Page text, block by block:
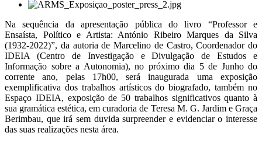
Na sequência da apresentação pública do livro “Professor e
Ensaísta, Político e Artista: António Ribeiro Marques da Silva
(1932-2022)”, da autoria de Marcelino de Castro, Coordenador do
IDEIA (Centro de Investigação e Divulgação de Estudos e
Informação sobre a Autonomia), no próximo dia 5 de Junho do
corrente ano, pelas 17h00, será inaugurada uma exposição
exemplificativa dos trabalhos artísticos do biografado, também no
Espaço IDEIA, exposição de 50 trabalhos significativos quanto à
sua gramática estética, em curadoria de Teresa M. G. Jardim e Graça
Berimbau, que irá sem duvida surpreender e evidenciar o interesse
das suas realizações nesta área.